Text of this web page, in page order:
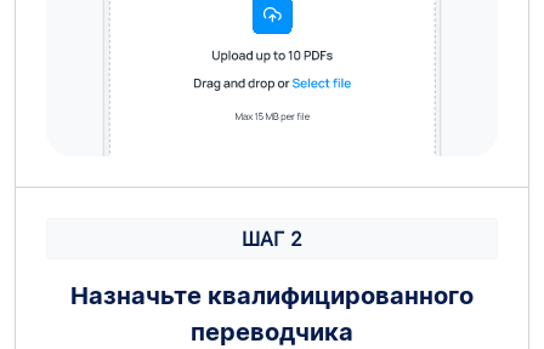
ШАГ 2
Назначьте квалифицированного
переводчика